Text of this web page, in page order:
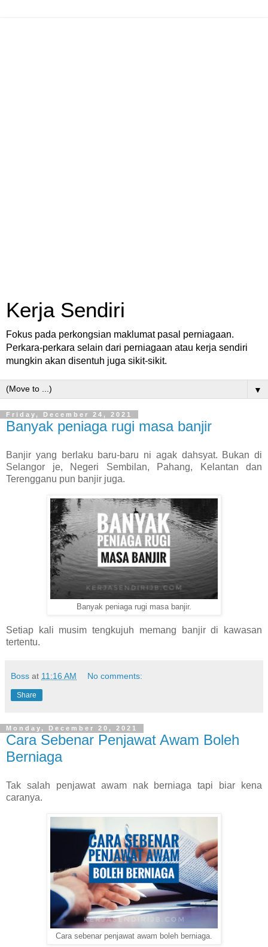
Kerja Sendiri
Fokus pada perkongsian maklumat pasal perniagaan.
Perkara-perkara selain dari perniagaan atau kerja sendiri
mungkin akan disentuh juga sikit-sikit.
▼
Friday, December 24, 2021
Banyak peniaga rugi masa banjir
Banjir yang berlaku baru-baru ni agak dahsyat. Bukan di
Selangor je, Negeri Sembilan, Pahang, Kelantan dan
Terengganu pun banjir juga.
Banyak peniaga rugi masa banjir.
Setiap kali musim tengkujuh memang banjir di kawasan
tertentu.
Boss at 11:16 AM No comments:
Share
Monday, December 20, 2021
Cara Sebenar Penjawat Awam Boleh
Berniaga
Tak salah penjawat awam nak berniaga tapi biar kena
caranya.
Cara sebenar penjawat awam boleh berniaga.